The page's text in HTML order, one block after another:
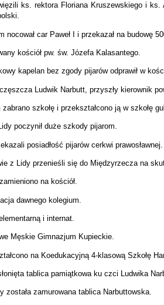
ks. rektora Floriana Kruszewskiego i
nocował car Paweł I i przekazał na budowę
kościół pw. św. Józefa Kalasantego.
kapelan bez zgody pijarów odprawił w
Ludwik Narbutt, przyszły kierownik
szkołę i przekształcono ją w szkołę
poczynił duże szkody pijarom.
posiadłość pijarów cerkwi prawosławnej.
z Lidy przenieśli się do Międzyrzecza na
na kościół.
dawnego kolegium.
i internat.
Męskie Gimnazjum Kupieckie.
na Koedukacyjną 4-klasową Szkołę
tablica pamiątkowa ku czci Ludwika
została zamurowana tablica Narbuttowska.